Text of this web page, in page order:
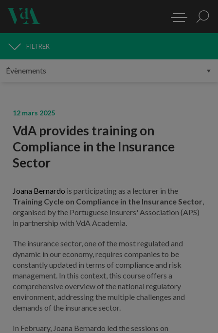
MÉDIAS
FILTRER
12 mars 2025
VdA provides training on
Compliance in the Insurance
Sector
Joana Bernardo is participating as a lecturer in the
Training Cycle on Compliancein the Insurance Sector
organised by the Portuguese Insurers' Association (APS)
in partnership with VdA Academia.
The insurance sector, one of the most regulated and
dynamic in our economy, requires companies to be
constantly updated in terms of compliance and risk
management. In this context, this course offers a
comprehensive overview of the national regulatory
environment, addressing the multiple challenges and
demands of the insurance sector.
In February, Joana Bernardo led the sessions on